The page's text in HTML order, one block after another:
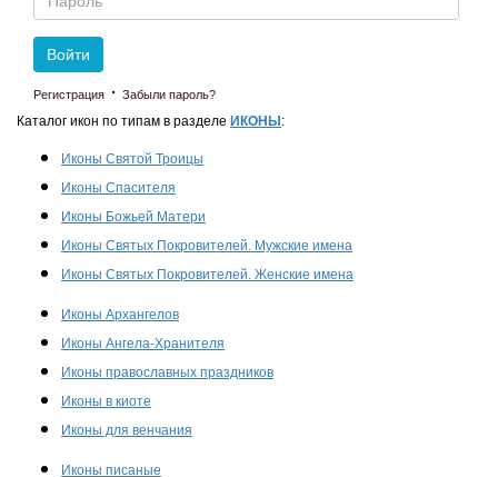
Войти
Регистрация · Забыли пароль?
Каталог икон по типам в разделе ИКОНЫ :
Иконы Святой Троицы
Иконы Спасителя
Иконы Божьей Матери
Иконы Святых Покровителей. Мужские имена
Иконы Святых Покровителей. Женские имена
Иконы Архангелов
Иконы Ангела-Хранителя
Иконы православных праздников
Иконы в киоте
Иконы для венчания
Иконы писаные